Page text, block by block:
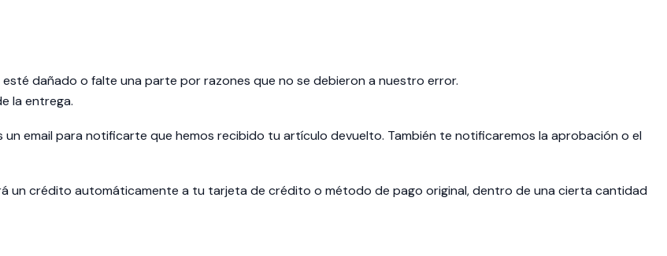
dañado o falte una parte por razones que no se debieron a nuestro error.
la entrega.
email para notificarte que hemos recibido tu artículo devuelto. También te notificaremos la aprobación o el
un crédito automáticamente a tu tarjeta de crédito o método de pago original, dentro de una cierta cantidad